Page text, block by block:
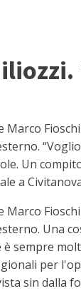
Marco
Un
a
Marco
Una
sempre
per
sin dalla